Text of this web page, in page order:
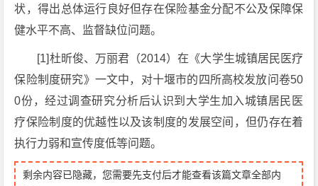
状，得出总体运行良好但存在保险基金分配不公及保障保
健水平不高、监督缺位问题。
[1]杜昕俊、万丽君（2014）在《大学生城镇居民医疗
保险制度研究》一文中，对十堰市的四所高校发放问卷50
0份，经过调查研究分析后认识到大学生加入城镇居民医
疗保险制度的优越性以及该制度的发展空间，但仍存在着
执行力弱和宣传度低等问题。
剩余内容已隐藏，您需要先支付后才能查看该篇文章全部内